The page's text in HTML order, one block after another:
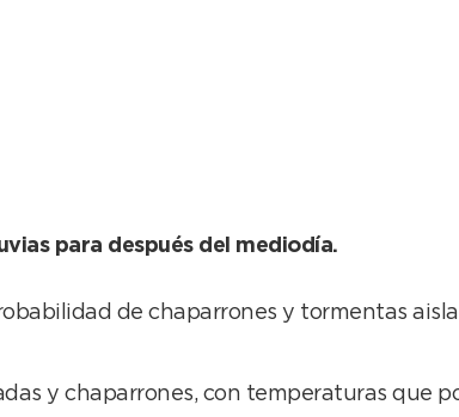
para después del mediodía.
de chaparrones y tormentas
y chaparrones, con temperaturas que